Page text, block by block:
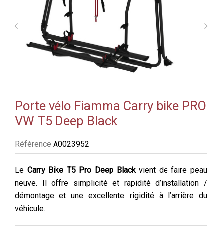
Porte vélo Fiamma Carry bike PRO
VW T5 Deep Black
Référence A0023952
Le Carry Bike T5 Pro Deep Blackvient de faire peau
neuve. Il offre simplicité et rapidité d’installation /
démontage et une excellente rigidité à l’arrière du
véhicule.